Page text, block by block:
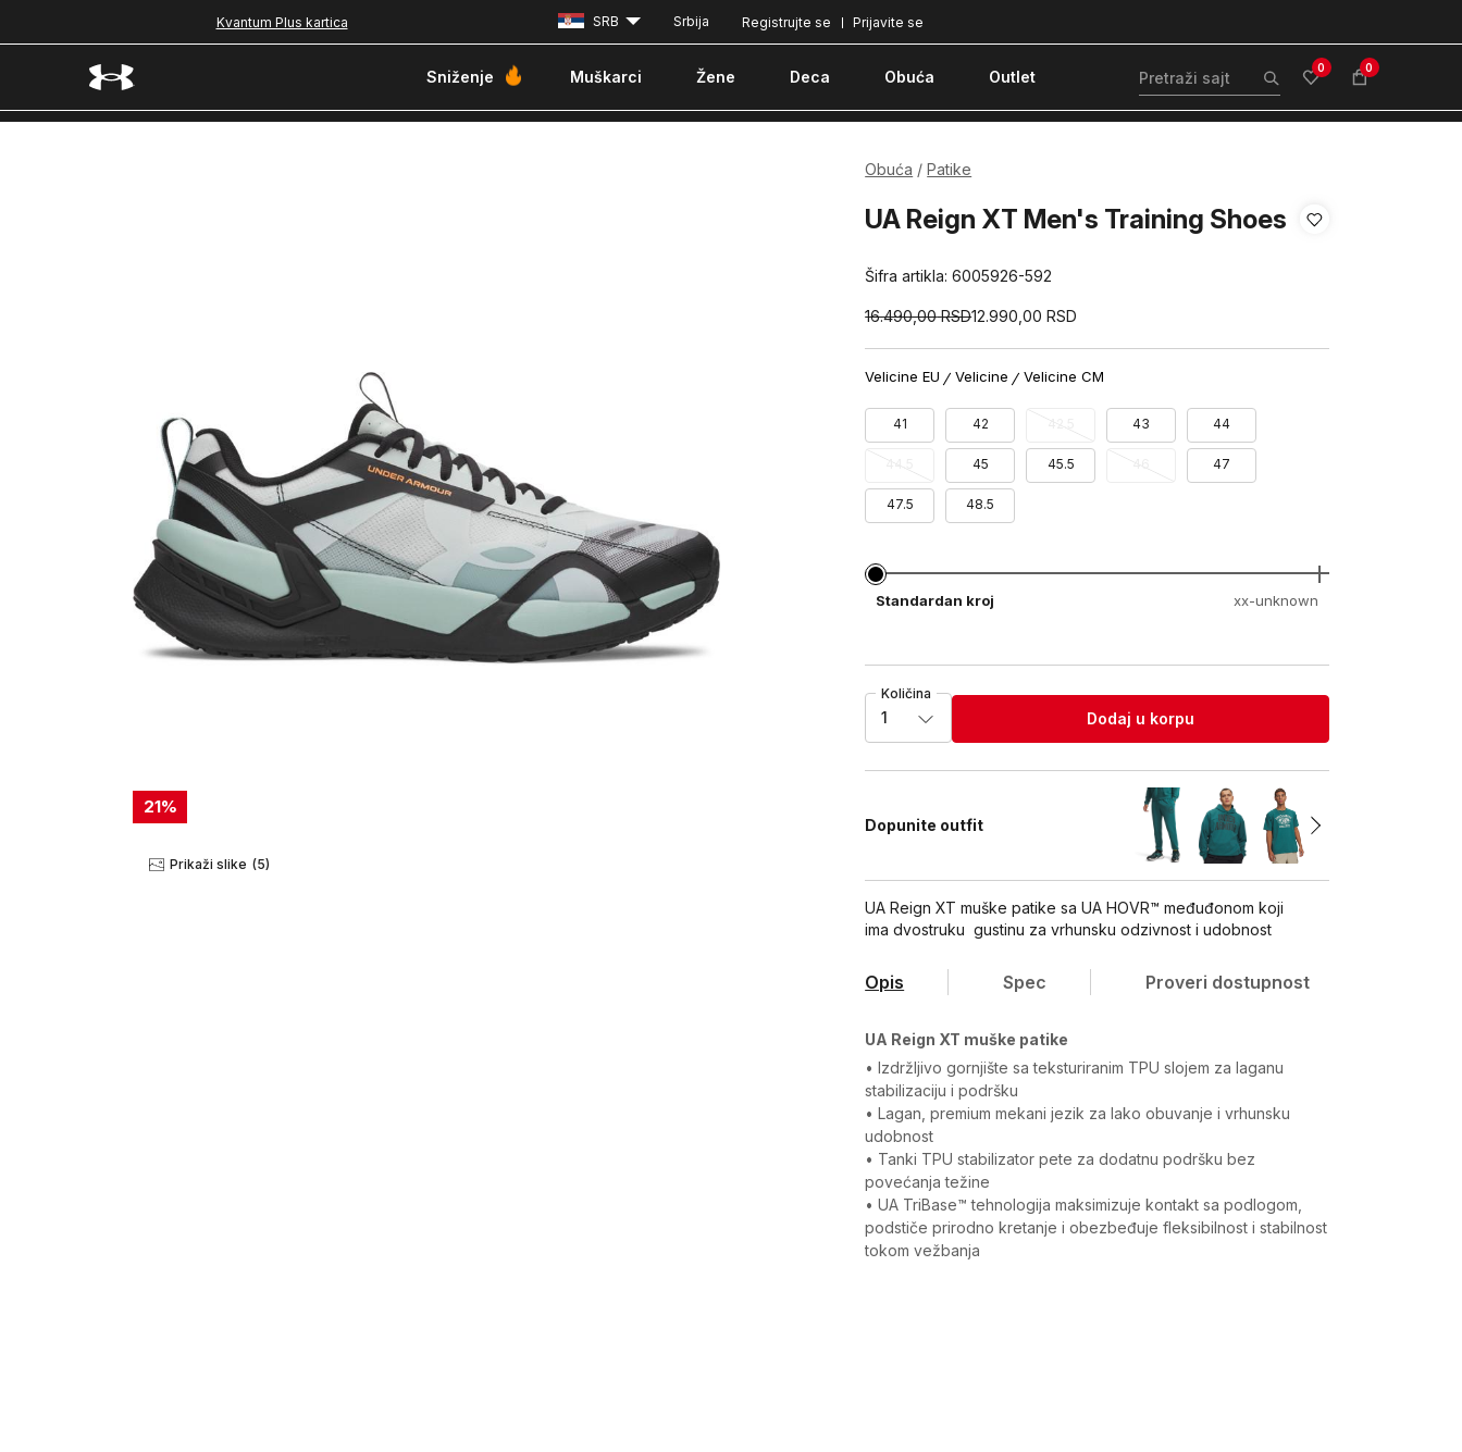
Kvantum Plus kartica Besplatna dostava za porudžbine iznad 6000 dinara Prijavite se
Registrujte se
SRB Srbija
Sniženje Muškarci Žene Deca Obuća Outlet 0 0
21%
Prikaži slike (5)
Obuća Patike
UA Reign XT Men's Training Shoes
Šifra artikla:6005926-592
16.490,00 RSD12.990,00RSD
Velicine EU Velicine Velicine CM
41 42 43 44
45 45.5 47
47.5 48.5
Standardan kroj xx-unknown
Količina
1 Dodaj u korpu
Dopunite outfit
UA Reign XT muške patike sa UA HOVR™ međuđonom koji
ima dvostruku gustinu za vrhunsku odzivnost i udobnost
Opis Spec Proveri dostupnost
UA Reign XT muške patike
• Izdržljivo gornjište sa teksturiranim TPU slojem za laganu
stabilizaciju i podršku
• Lagan, premium mekani jezik za lako obuvanje i vrhunsku
udobnost
• Tanki TPU stabilizator pete za dodatnu podršku bez
povećanja težine
• UA TriBase™ tehnologija maksimizuje kontakt sa podlogom,
podstiče prirodno kretanje i obezbeđuje fleksibilnost i stabilnost
tokom vežbanja